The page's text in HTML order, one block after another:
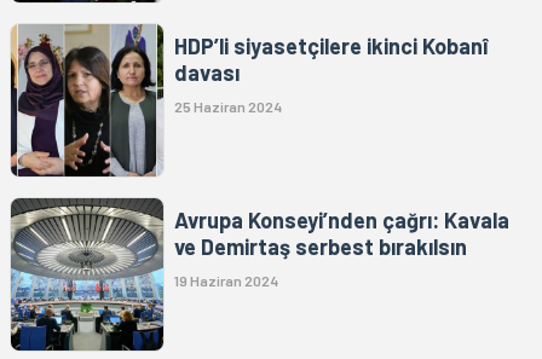
HDP’li siyasetçilere ikinci Kobanî
davası
25 Haziran 2024
Avrupa Konseyi’nden çağrı: Kavala
ve Demirtaş serbest bırakılsın
19 Haziran 2024